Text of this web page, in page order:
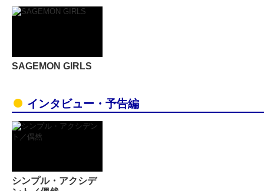
SAGEMON GIRLS
インタビュー・予告編
シンプル・アクシデ